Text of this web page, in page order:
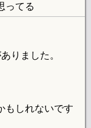
ってる
りました。
もしれないです